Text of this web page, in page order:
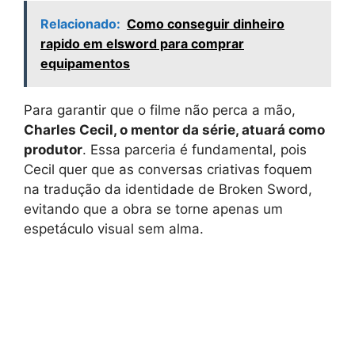
Relacionado: Como conseguir dinheiro
rapido em elsword para comprar
equipamentos
Para garantir que o filme não perca a mão,
Charles Cecil, o mentor da série, atuará como
produtor. Essa parceria é fundamental, pois
Cecil quer que as conversas criativas foquem
na tradução da identidade de Broken Sword,
evitando que a obra se torne apenas um
espetáculo visual sem alma.